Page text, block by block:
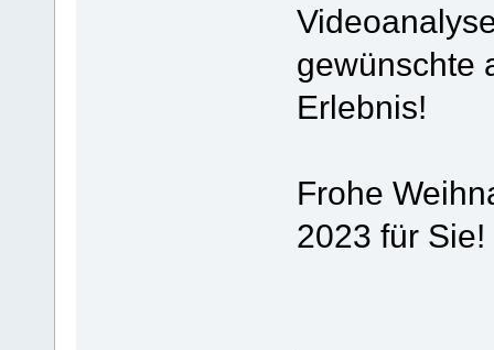
gewünschte
Erlebnis!
Frohe
2023 für Sie!